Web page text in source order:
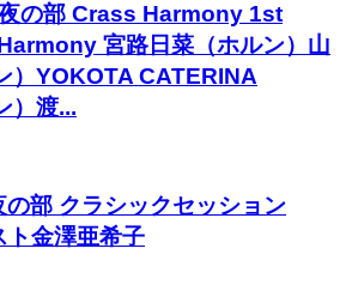
の部 Crass Harmony 1st
宮路日菜（ホルン）山
）YOKOTA CATERINA
）渡...
部 クラシックセッション
金澤亜希子